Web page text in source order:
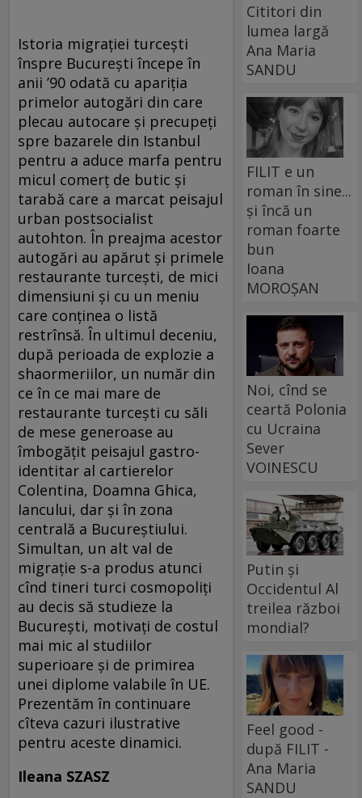
Istoria migrației turcești
înspre Bu­curești începe în
anii ’90 odată cu apariția
primelor autogări din care
plecau autocare și precupeți
spre bazarele din Istanbul
pentru a aduce marfa pentru
micul comerț de butic și
tarabă care a marcat peisajul
urban postsocialist
autohton. În preajma acestor
autogări au apărut și primele
restaurante turcești, de mici
dimensiuni și cu un meniu
care conținea o listă
restrînsă. În ultimul deceniu,
după perioada de explozie a
shaormeriilor, un număr din
ce în ce mai mare de
restaurante turcești cu săli
de mese generoase au
îmbogățit peisajul gastro-
identitar al cartierelor
Colentina, Doamna Ghica,
Iancului, dar și în zona
centrală a Bucureștiului.
Simultan, un alt val de
migrație s-a produs atunci
cînd tineri turci cosmopoliți
au decis să studieze la
București, motivați de costul
mai mic al studiilor
superioare și de primirea
unei diplome valabile în UE.
Prezentăm în continuare
cîteva cazuri ilustrative
pentru aceste dinamici.
Ileana SZASZ
Cititori din
lumea largă
Ana Maria
SANDU
FILIT e un
roman în sine...
și încă un
roman foarte
bun
Ioana
MOROȘAN
Noi, cînd se
ceartă Polonia
cu Ucraina
Sever
VOINESCU
Putin și
Occidentul Al
treilea război
mondial?
Feel good -
după FILIT -
Ana Maria
SANDU